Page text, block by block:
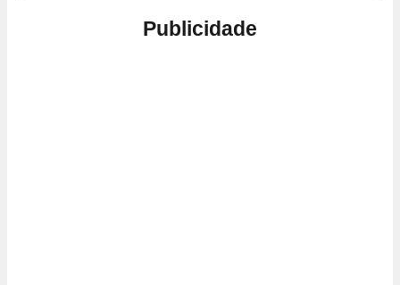
Publicidade